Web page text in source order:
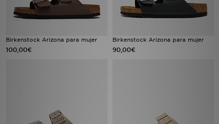
Birkenstock Arizona para mujer
100,00€
Birkenstock Arizona para mujer
90,00€